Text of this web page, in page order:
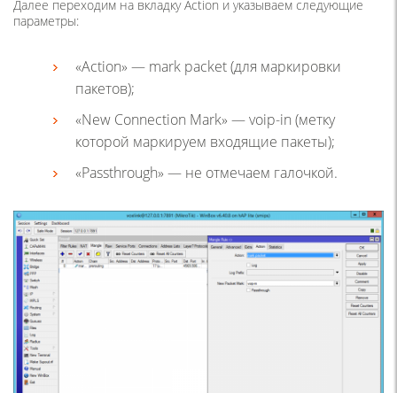
Далее переходим на вкладку Action и указываем следующие
параметры:
«Action» — mark packet (для маркировки
пакетов);
«New Connection Mark» — voip-in (метку
которой маркируем входящие пакеты);
«Passthrough» — не отмечаем галочкой.